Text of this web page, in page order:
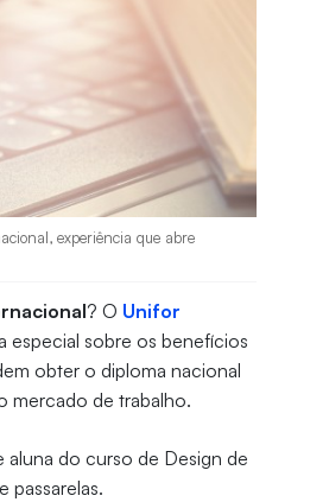
experiência que abre
? O Unifor
especial sobre os benefícios
obter o diploma nacional
mercado de trabalho.
aluna do curso de Design de
passarelas.